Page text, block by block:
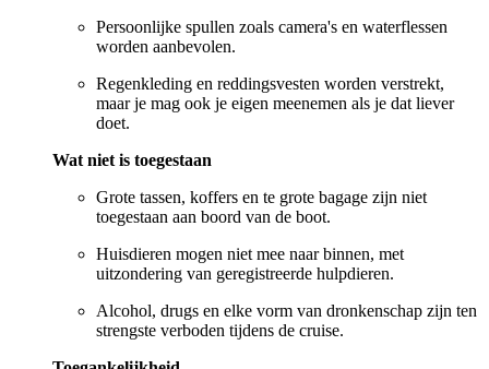
Persoonlijke spullen zoals camera's en waterflessen
worden aanbevolen.
Regenkleding en reddingsvesten worden verstrekt,
maar je mag ook je eigen meenemen als je dat liever
doet.
Wat niet is toegestaan
Grote tassen, koffers en te grote bagage zijn niet
toegestaan aan boord van de boot.
Huisdieren mogen niet mee naar binnen, met
uitzondering van geregistreerde hulpdieren.
Alcohol, drugs en elke vorm van dronkenschap zijn ten
strengste verboden tijdens de cruise.